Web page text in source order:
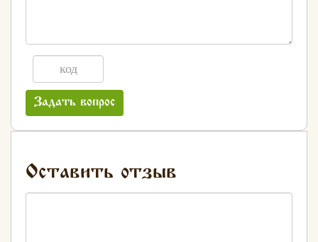
Задать вопрос
Оставить отзыв